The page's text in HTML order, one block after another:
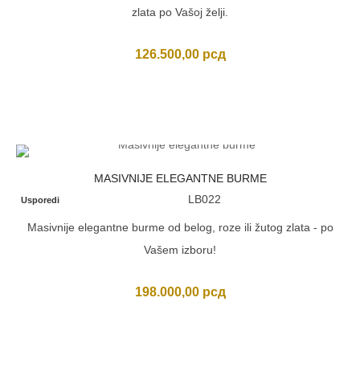
zlata po Vašoj želji.
126.500,00 рсд
MASIVNIJE ELEGANTNE BURME
Usporedi LB022
Masivnije elegantne burme od belog, roze ili žutog zlata - po
Vašem izboru!
198.000,00 рсд